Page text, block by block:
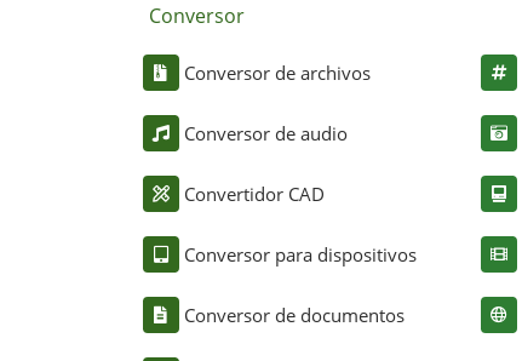
Conversor
Conversor de archivos
Conversor de audio
Convertidor CAD
Conversor para dispositivos
Conversor de documentos